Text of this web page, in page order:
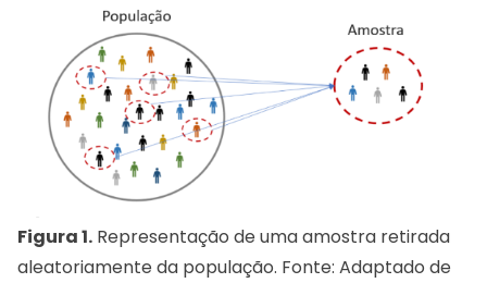
Figura 1. Representação de uma amostra retirada
aleatoriamente da população. Fonte: Adaptado de